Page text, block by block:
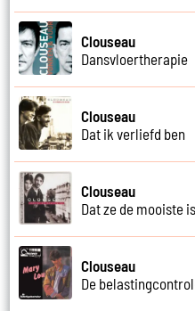
Clouseau
Dansvloertherapie
Clouseau
Dat ik verliefd ben
Clouseau
Dat ze de mooiste is
Clouseau
De